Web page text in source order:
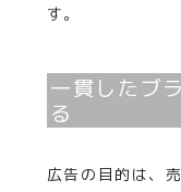
す。
一貫したブ
る
広告の目的は、